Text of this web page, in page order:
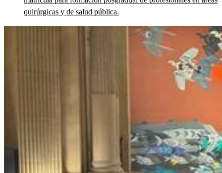
quirúrgicas y de salud pública.